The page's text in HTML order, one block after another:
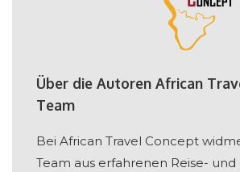
Über die Autoren African
Team
Bei African Travel Concept
Team aus erfahrenen Reise- und